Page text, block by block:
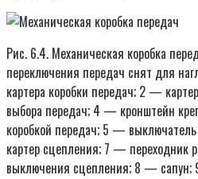
Рис. 6.4. Механическая коробка
переключения передач снят для
картера коробки передач; 2 —
выбора передач; 4 — кронштейн
коробкой передач; 5 —
картер сцепления; 7 — переходник
выключения сцепления; 8 —